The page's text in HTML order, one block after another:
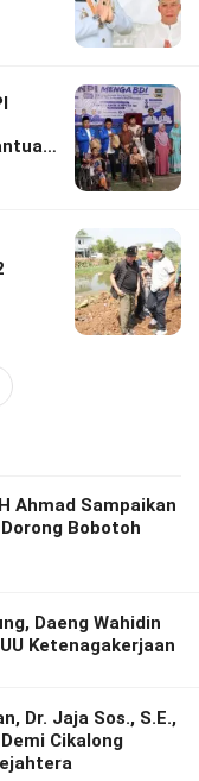
Ahmad Sampaikan
Bobotoh
Daeng Wahidin
Ketenagakerjaan
Dr. Jaja Sos., S.E.,
Cikalong